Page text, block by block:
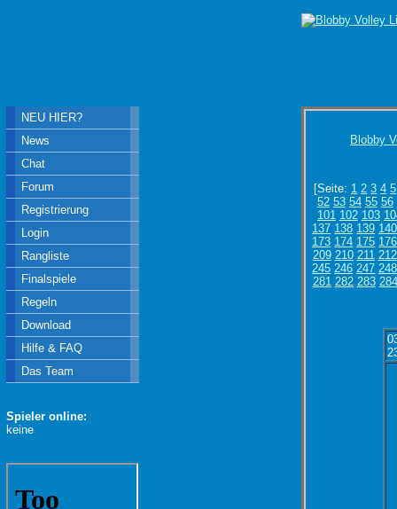
Blobby
[Seite: 1 2 3 4 5
52 53 54 55 56
101 102 103
137 138 139 140
173 174 175 176
209 210 211 212
245 246 247 248
281 282 283 284
NEU HIER?
News
Chat
Forum
Registrierung
Login
Rangliste
Finalspiele
Regeln
Download
Hilfe & FAQ
Das Team
Spieler online:
keine